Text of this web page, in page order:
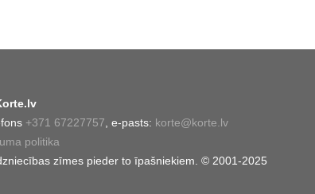
+371 67227757 , e-pasts: korte@korte.lv
politika
zīmes pieder to īpašniekiem. © 2001-2025